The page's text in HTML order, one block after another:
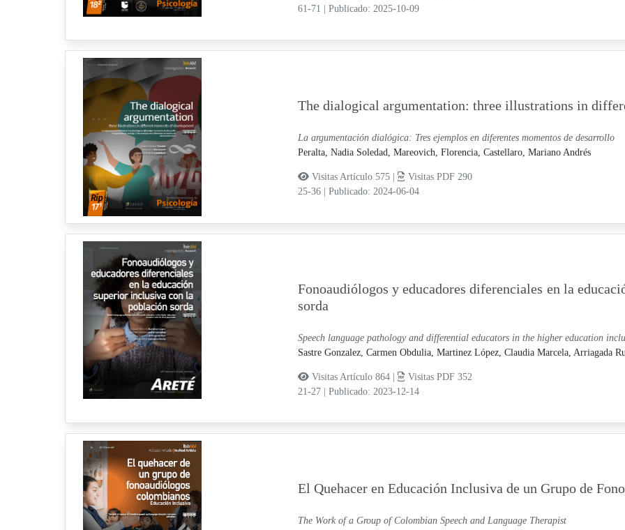
61-71
Publicado: 2025-10-09
The dialogical argumentation: three illustrations in
La argumentación dialógica: Tres ejemplos en diferentes momentos de desarrollo
Peralta, Nadia Soledad, Mareovich, Florencia, Castellaro, Mariano Andrés
Visitas Artículo 575 |
Visitas PDF 290
25-36
Publicado: 2024-06-04
Fonoaudiólogos y educadores diferenciales en la
sorda
Speech language pathology and differential educators in the higher education
Sastre Gonzalez, Carmen Obdulia, Martinez López, Claudia Marcela, Arriagada
Visitas Artículo 864 |
Visitas PDF 352
21-27 | Publicado: 2023-12-14
El Quehacer en Educación Inclusiva de un Grupo de
The Work of a Group of Colombian Speech and Language Therapist